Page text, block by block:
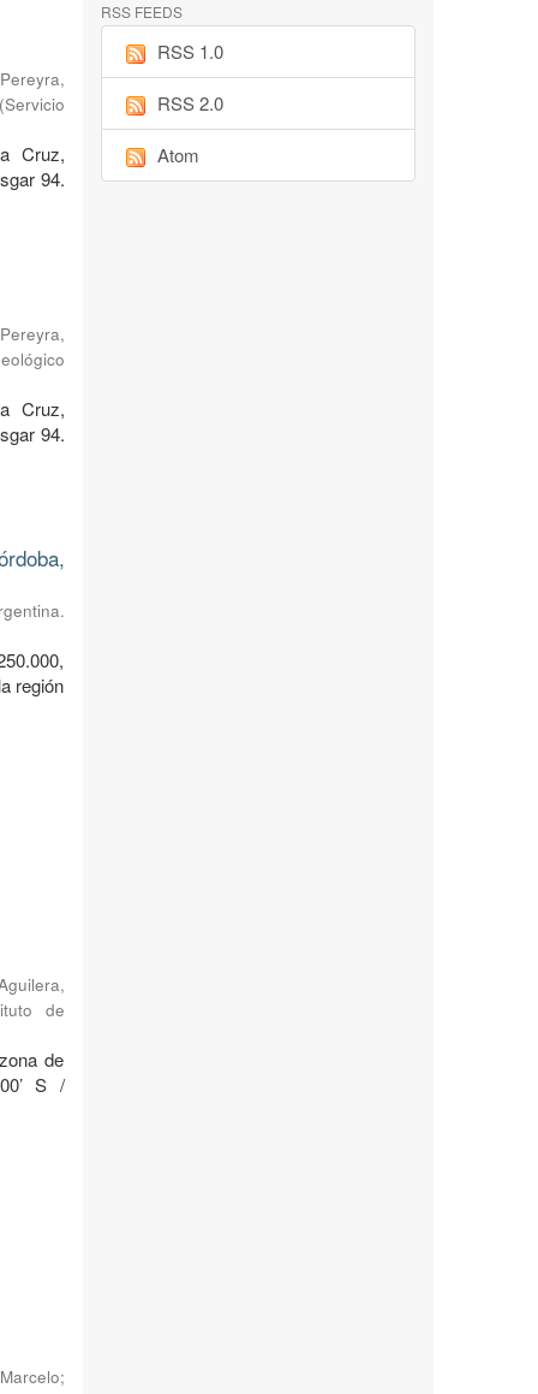
Pereyra,
Servicio
Cruz,
94.
Pereyra,
Cruz,
94.
región
de
de
S /
;
RSS FEEDS
RSS 1.0
RSS 2.0
Atom